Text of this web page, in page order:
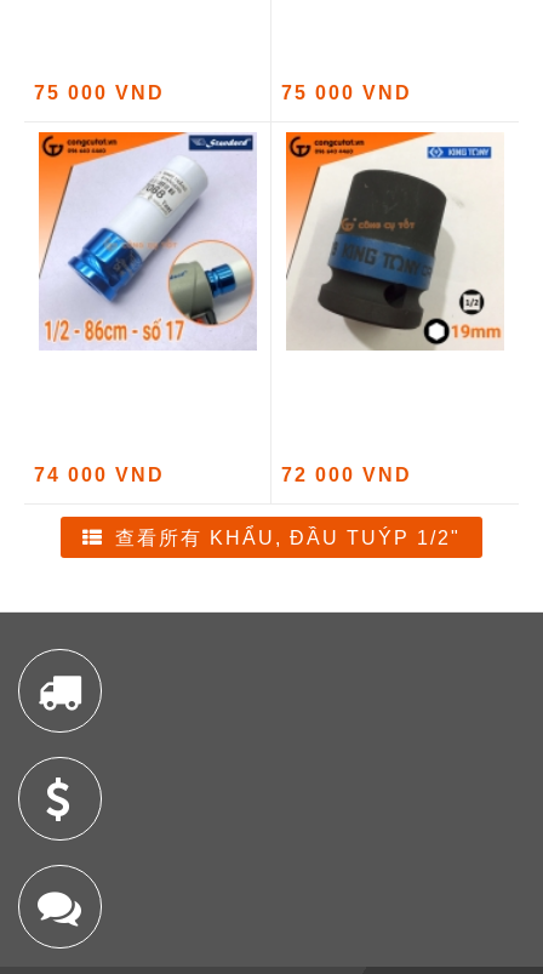
75 000 VND 75 000 VND
74 000 VND 72 000 VND
查看所有 KHẨU, ĐẦU TUÝP 1/2"